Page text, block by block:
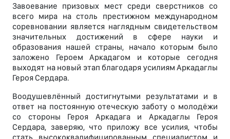
Завоевание призовых мест среди сверстников со
всего мира на столь престижном международном
соревновании является наглядным свидетельством
значительных достижений в сфере науки и
образования нашей страны, начало которым было
заложено Героем Аркадагом и которые сегодня
выходят на новый этап благодаря усилиям Аркадаглы
Героя Сердара.
Воодушевлённый достигнутыми результатами и в
ответ на постоянную отеческую заботу о молодёжи
со стороны Героя Аркадага и Аркадаглы Героя
Сердара, заверяю, что приложу все усилия, чтобы
стать высококвалифицированным специалистом и